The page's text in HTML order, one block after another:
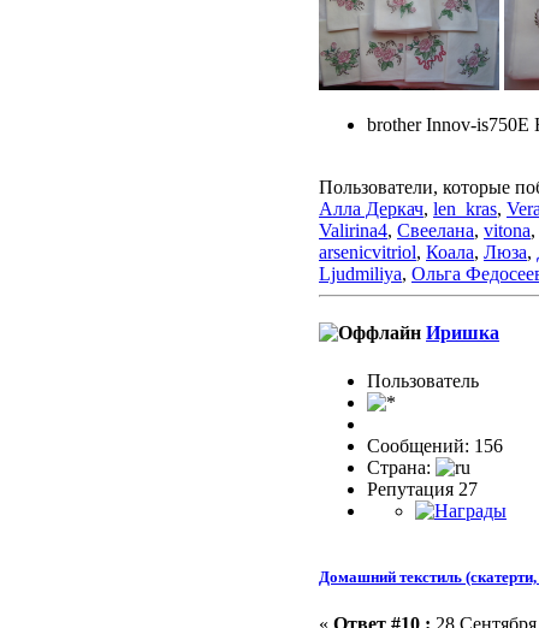
brother Innov-is750E
Пользователи, которые
Алла Деркач, len_kras,
Valirina4, Свеелана, vitona,
arsenicvitriol, Коала, Люза,
Ljudmiliya, Ольга
Иришка
Пользовaтeль
Сообщений: 156
Страна:
Репутация 27
Домашний текстиль
« Ответ #10 : 28